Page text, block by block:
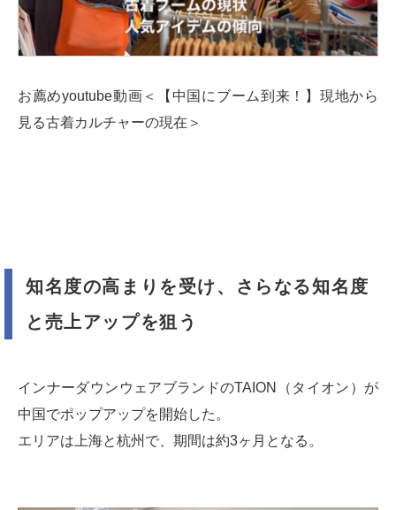
お薦めyoutube動画＜【中国にブーム到来！】現地から
見る古着カルチャーの現在＞
知名度の高まりを受け、さらなる知名度
と売上アップを狙う
インナーダウンウェアブランドのTAION（タイオン）が
中国でポップアップを開始した。
エリアは上海と杭州で、期間は約3ヶ月となる。